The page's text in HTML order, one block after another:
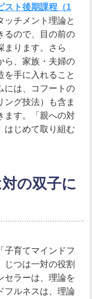
スト後期課程（1
ッチメント理論と
るので、目の前の
まります。さら
ら、家族・夫婦の
を手に入れること
には、コフートの
ング技法）も含ま
ます。「親への対
はじめて取り組む
の双子に
子育てマインドフ
じつは一対の役割
セラーは、理論を
フルネスは、理論